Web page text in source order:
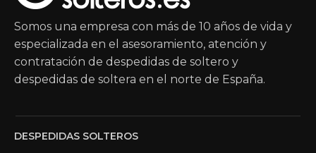
Somos una empresa con más de 10 años de vida y
especializada en el asesoramiento, atención y
contratación de despedidas de soltero y
despedidas de soltera en el norte de España.
DESPEDIDAS SOLTEROS